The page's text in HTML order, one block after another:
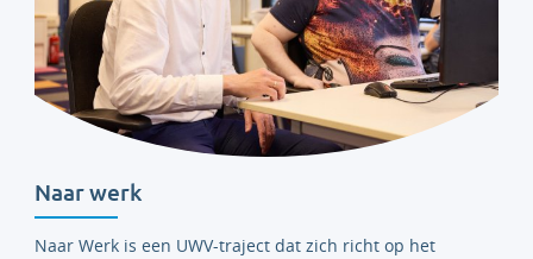
Naar werk
Naar Werk is een UWV-traject dat zich richt op het